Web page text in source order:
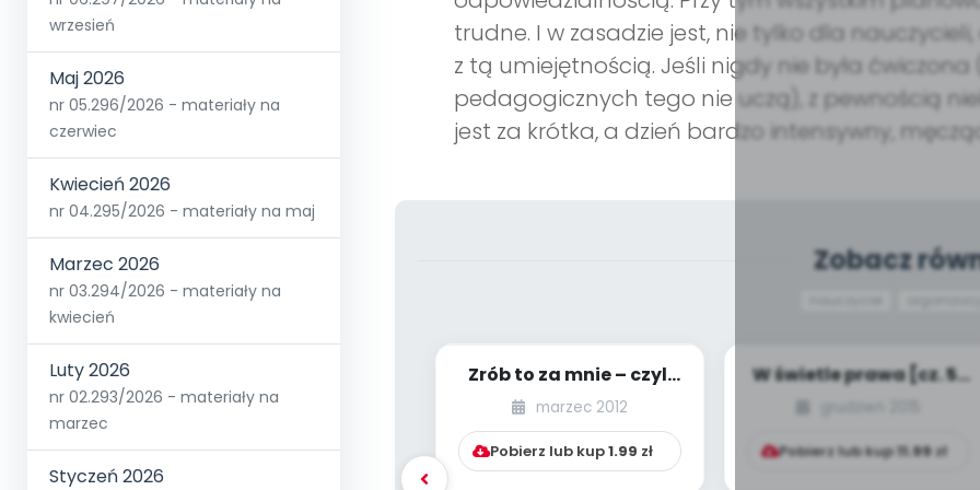
wrzesień
Maj 2026
nr 05.296/2026 - materiały na
czerwiec
Kwiecień 2026
nr 04.295/2026 - materiały na maj
Marzec 2026
nr 03.294/2026 - materiały na
kwiecień
Luty 2026
nr 02.293/2026 - materiały na
marzec
Styczeń 2026
trudne. I w zasadzie jest, nie tylko dla
z tą umiejętnością. Jeśli nigdy nie była
pedagogicznych tego nie uczą), z pewnością
jest za krótka, a dzień bardzo intensywny,
Zobacz
Zrób to za mnie – czyli
niesamodzielne
przedszkolaki...
marzec 2012
Pobierz lub kup1.99 zł
W świetle prawa [cz. 5]
[kącik eksperta]
Pobierz lub kup11.99zł